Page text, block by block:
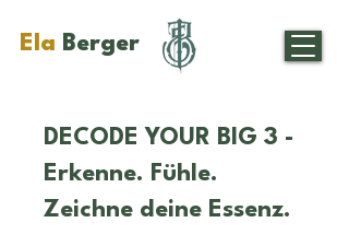
Ela Berger
DECODE YOUR BIG 3 -
Erkenne. Fühle.
Zeichne deine Essenz.